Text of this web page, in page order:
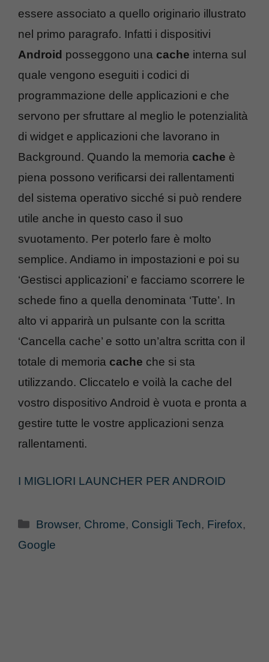
essere associato a quello originario illustrato
nel primo paragrafo. Infatti i dispositivi
Android posseggono una cache interna sul
quale vengono eseguiti i codici di
programmazione delle applicazioni e che
servono per sfruttare al meglio le potenzialità
di widget e applicazioni che lavorano in
Background. Quando la memoria cache è
piena possono verificarsi dei rallentamenti
del sistema operativo sicché si può rendere
utile anche in questo caso il suo
svuotamento. Per poterlo fare è molto
semplice. Andiamo in impostazioni e poi su
‘Gestisci applicazioni’ e facciamo scorrere le
schede fino a quella denominata ‘Tutte’. In
alto vi apparirà un pulsante con la scritta
‘Cancella cache’ e sotto un’altra scritta con il
totale di memoria cache che si sta
utilizzando. Cliccatelo e voilà la cache del
vostro dispositivo Android è vuota e pronta a
gestire tutte le vostre applicazioni senza
rallentamenti.
I MIGLIORI LAUNCHER PER ANDROID
Categorie
Browser, Chrome, Consigli Tech, Firefox,
Google